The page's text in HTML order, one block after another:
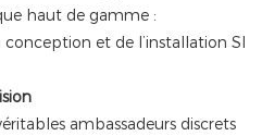
ambassadeurs discrets